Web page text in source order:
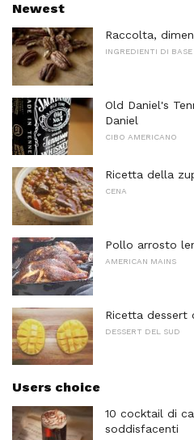
Newest
Raccolta,
INGREDIENTI DI BASE
Old Daniel's
Daniel
CIBO AMERICANO
Ricetta della
CENA
Pollo arrosto
AMERICAN MAINS
Ricetta dessert
DESSERT DEL SUD
Users choice
10 cocktail di
soddisfacenti